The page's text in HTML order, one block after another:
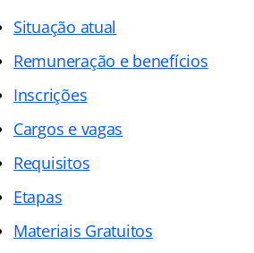
Situação atual
Remuneração e benefícios
Inscrições
Cargos e vagas
Requisitos
Etapas
Materiais Gratuitos